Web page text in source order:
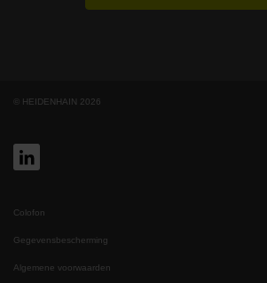
© HEIDENHAIN 2026
Colofon
Gegevensbescherming
Algemene voorwaarden